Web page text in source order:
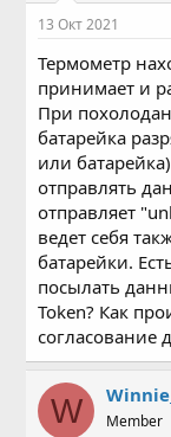
13 Окт 2021
Термометр
принимает и
При
батарейка
или
отправлять
отправляет
ведет себя
батарейки.
посылать
Token? Как
согласование
W Member